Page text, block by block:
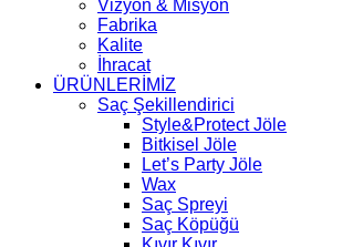
Vizyon & Misyon
Fabrika
Kalite
İhracat
ÜRÜNLERİMİZ
Saç Şekillendirici
Style&Protect Jöle
Bitkisel Jöle
Let’s Party Jöle
Wax
Saç Spreyi
Saç Köpüğü